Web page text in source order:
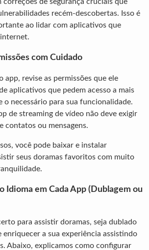
recém-descobertas. Isso é
ao lidar com aplicativos que
com Cuidado
app, revise as permissões que ele
aplicativos que pedem acesso a mais
o necessário para sua funcionalidade.
de streaming de vídeo não deve exigir
contatos ou mensagens.
você pode baixar e instalar
seus doramas favoritos com muito
Idioma em Cada App (Dublagem ou
para assistir doramas, seja dublado
enriquecer a sua experiência assistindo
Abaixo, explicamos como configurar